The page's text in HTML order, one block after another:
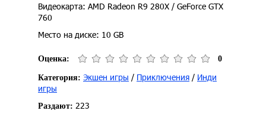
Видеокарта: AMD Radeon R9 280X / GeForce GTX
760
Место на диске: 10 GB
Оценка: 0
Категория: Экшен игры / Приключения / Инди
игры
Раздают: 223